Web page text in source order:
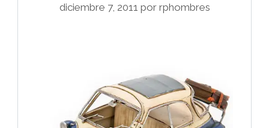
diciembre 7, 2011 por rphombres